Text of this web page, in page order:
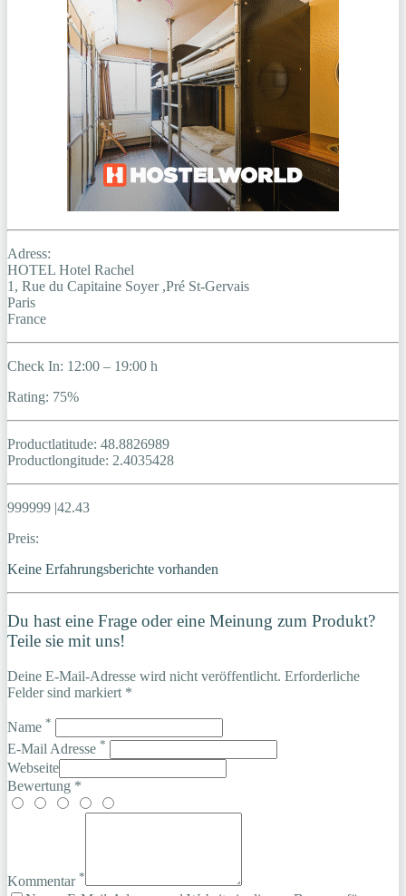
Adress:
HOTEL Hotel Rachel
1, Rue du Capitaine Soyer ,Pré St-Gervais
Paris
France
Check In: 12:00 – 19:00 h
Rating: 75%
Productlatitude: 48.8826989
Productlongitude: 2.4035428
999999 |42.43
Preis:
Keine Erfahrungsberichte vorhanden
Du hast eine Frage oder eine Meinung zum Produkt?
Teile sie mit uns!
Deine E-Mail-Adresse wird nicht veröffentlicht. Erforderliche
Felder sind markiert *
Name *
E-Mail Adresse *
Webseite
Bewertung *
Kommentar *